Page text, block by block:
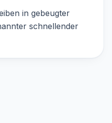
in gebeugter
schnellender